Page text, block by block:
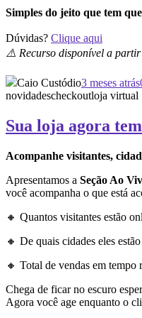
Simples do jeito que tem
Dúvidas? Clique aqui
⚠️ Recurso disponível a
Caio Custódio3 meses atrás
novidadescheckoutloja virtual
Sua loja agora
Acompanhe visitantes,
Apresentamos a Seção Ao
você acompanha o que está
🔸 Quantos visitantes estão
🔸 De quais cidades eles
🔸 Total de vendas em tempo
Chega de ficar no escuro
Agora você age enquanto o